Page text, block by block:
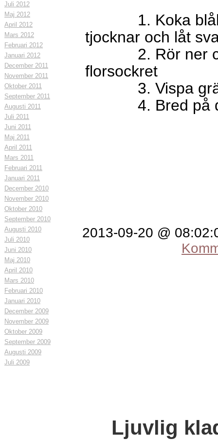
Juli 2012
Maj 2012
April 2012
Mars 2012
Februari 2012
Januari 2012
December 2011
November 2011
Oktober 2011
September 2011
Augusti 2011
Juli 2011
Juni 2011
Maj 2011
April 2011
Mars 2011
Februari 2011
Januari 2011
December 2010
November 2010
Oktober 2010
September 2010
Augusti 2010
Juli 2010
Juni 2010
Maj 2010
April 2010
Mars 2010
Februari 2010
Januari 2010
December 2009
November 2009
Oktober 2009
September 2009
Augusti 2009
Juli 2009
1. Koka
tjocknar och låt
2. Rör ner
florsockret
3. Vispa
4. Bred på din
2013-09-20 @
Ljuvlig